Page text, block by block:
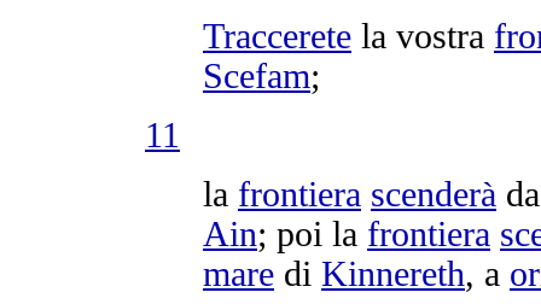
Traccerete la vostra
Scefam;
11
la frontiera scenderà
Ain; poi la frontiera
mare di Kinnereth, a